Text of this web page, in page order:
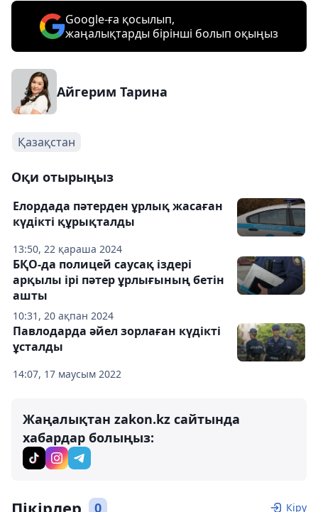
Google-ға қосылып,
жаңалықтарды бірінші болып оқыңыз
Айгерим Тарина
Қазақстан
Оқи отырыңыз
13:50, 22 қараша 2024
Елордада пәтерден ұрлық жасаған
күдікті құрықталды
10:31, 20 ақпан 2024
БҚО-да полицей саусақ іздері
арқылы ірі пәтер ұрлығының бетін
ашты
14:07, 17 маусым 2022
Павлодарда әйел зорлаған күдікті
ұсталды
Жаңалықтан zakon.kz сайтында
хабардар болыңыз:
Пікірлер 0 Кіру